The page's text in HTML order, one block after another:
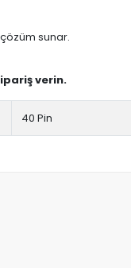
sunar.
verin.
40 Pin